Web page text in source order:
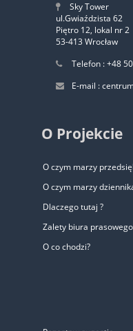
Sky Tower
ul.Gwiaździsta 62
Piętro 12, lokal nr 2
53-413 Wrocław
Telefon : +48
E-mail :
O Projekcie
O czym marzy
O czym marzy
Dlaczego tutaj ?
Zalety biura prasowego
O co chodzi?